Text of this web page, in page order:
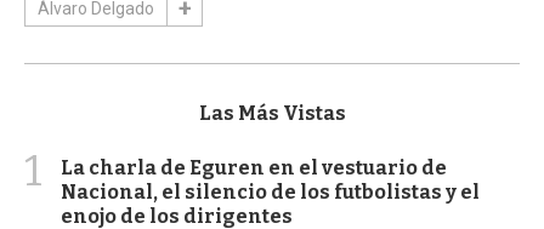
Álvaro Delgado
Las Más Vistas
1
La charla de Eguren en el vestuario de
Nacional, el silencio de los futbolistas y el
enojo de los dirigentes